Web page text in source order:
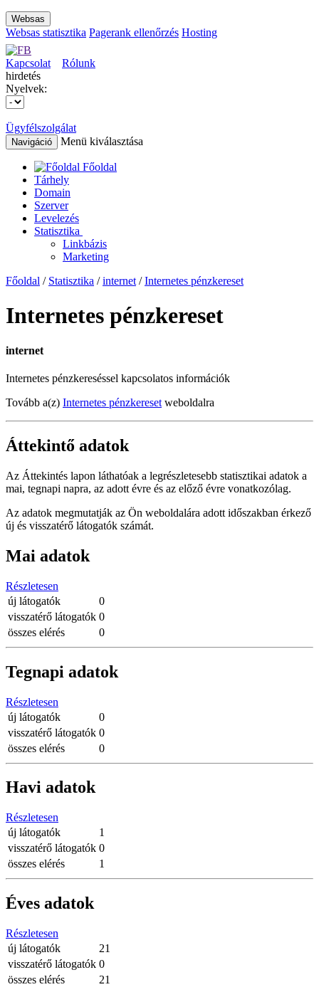
Websas
Websas statisztika Pagerank ellenőrzés Hosting
Kapcsolat
Rólunk
hirdetés
Nyelvek:
Ügyfélszolgálat
Navigáció Menü kiválasztása
Főoldal
Tárhely
Domain
Szerver
Levelezés
Statisztika
Linkbázis
Marketing
Főoldal / Statisztika /internet /Internetes pénzkereset
Internetes pénzkereset
internet
Internetes pénzkereséssel kapcsolatos információk
Tovább a(z) Internetes pénzkereset weboldalra
Áttekintő adatok
Az Áttekintés lapon láthatóak a legrészletesebb statisztikai adatok a
mai, tegnapi napra, az adott évre és az előző évre vonatkozólag.
Az adatok megmutatják az Ön weboldalára adott időszakban érkező
új és visszatérő látogatók számát.
Mai adatok
Részletesen
új látogatók
0
visszatérő látogatók 0
összes elérés
0
Tegnapi adatok
Részletesen
új látogatók
0
visszatérő látogatók 0
összes elérés
0
Havi adatok
Részletesen
új látogatók
1
visszatérő látogatók 0
összes elérés
1
Éves adatok
Részletesen
új látogatók
21
visszatérő látogatók 0
összes elérés
21